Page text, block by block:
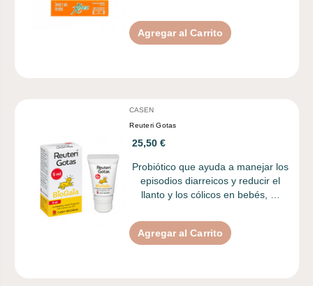
Agregar al Carrito
CASEN
Reuteri Gotas
25,50 €
Probiótico que ayuda a manejar los
episodios diarreicos y reducir el
llanto y los cólicos en bebés, …
Agregar al Carrito